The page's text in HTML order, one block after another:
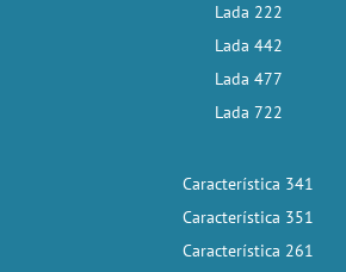
Lada 222
Lada 442
Lada 477
Lada 722
Característica 341
Característica 351
Característica 261